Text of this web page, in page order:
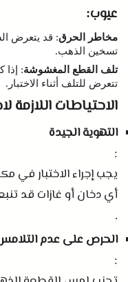
عيوب:
مخاطر الحرق: قد يتعرض
تسخين الذهب.
تلف القطع المغشوشة:
تتعرض للتلف أثناء الاختبار .
الاحتياطات اللازمة
التهوية الجيدة
:
يجب إجراء الاختبار في
أي دخان أو غازات قد
.
الحرص على عدم
: